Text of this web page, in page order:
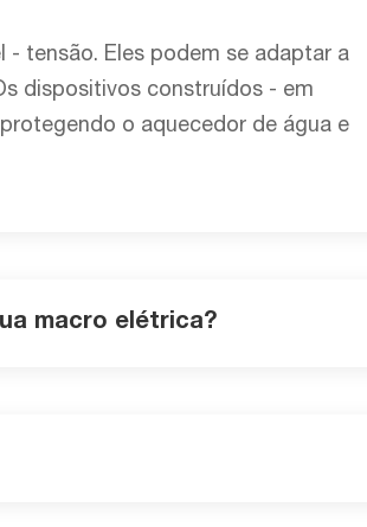
tensão. Eles podem se adaptar a
dispositivos construídos - em
o aquecedor de água e
macro elétrica?